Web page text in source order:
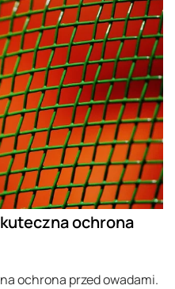
ochrona
ochrona przed owadami.